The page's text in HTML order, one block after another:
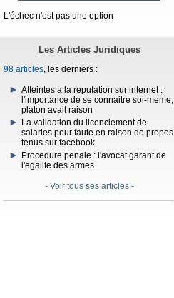
L'échec n'est pas une option
Les Articles Juridiques
98 articles, les derniers :
Atteintes a la reputation sur internet :
l'importance de se connaitre soi-meme,
platon avait raison
La validation du licenciement de
salaries pour faute en raison de propos
tenus sur facebook
Procedure penale : l'avocat garant de
l'egalite des armes
- Voir tous ses articles -